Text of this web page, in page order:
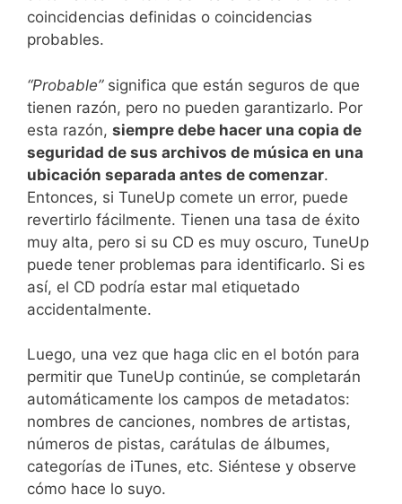
coincidencias definidas o coincidencias
probables.
“Probable”significa que están seguros de que
tienen razón, pero no pueden garantizarlo. Por
esta razón, siempre debe hacer una copia de
seguridad de sus archivos de música en una
ubicación separada antes de comenzar.
Entonces, si TuneUp comete un error, puede
revertirlo fácilmente. Tienen una tasa de éxito
muy alta, pero si su CD es muy oscuro, TuneUp
puede tener problemas para identificarlo. Si es
así, el CD podría estar mal etiquetado
accidentalmente.
Luego, una vez que haga clic en el botón para
permitir que TuneUp continúe, se completarán
automáticamente los campos de metadatos:
nombres de canciones, nombres de artistas,
números de pistas, carátulas de álbumes,
categorías de iTunes, etc. Siéntese y observe
cómo hace lo suyo.